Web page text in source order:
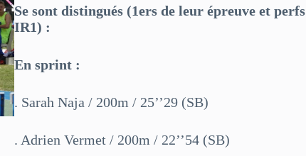
Se sont distingués (1ers de leur épreuve et perfs
IR1) :
En sprint :
. Sarah Naja / 200m / 25’’29 (SB)
. Adrien Vermet / 200m / 22’’54 (SB)